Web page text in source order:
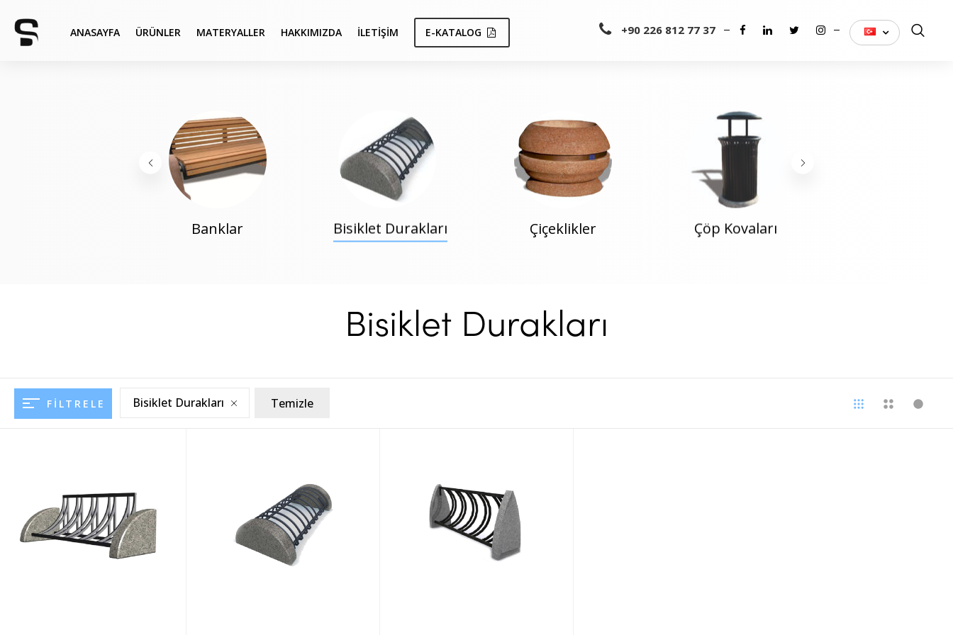
ANASAYFA ÜRÜNLER MATERYALLER HAKKIMIZDA İLETIŞIM E-KATALOG +90 226 812 77 37 TÜRKÇE
Banklar Bisiklet Durakları Çiçeklikler Çöp Kovaları
Bisiklet Durakları
FILTRELE Bisiklet Durakları Temizle